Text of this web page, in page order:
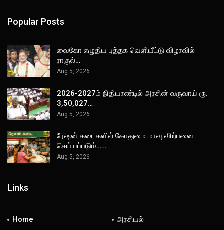
Popular Posts
வைகோ எழுதிய புத்தக வெளியீட்டு விழாவில்
ராகுல்…
Aug 5, 2026
2026-2027ம் நிதியாண்டில் அரசின் வருவாய் ரூ.
3,50,027…
Aug 5, 2026
ரேஷன் கடைகளில் கோதுமை மாவு விற்பனை
செய்யப்படும்……
Aug 5, 2026
Links
Home அரசியல்